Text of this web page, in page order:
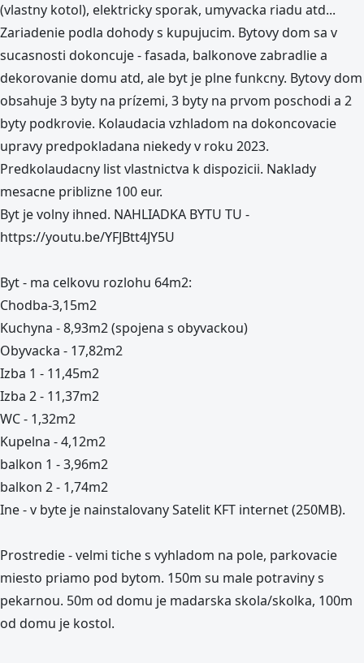
(vlastny kotol), elektricky sporak, umyvacka riadu atd...
Zariadenie podla dohody s kupujucim. Bytovy dom sa v
sucasnosti dokoncuje - fasada, balkonove zabradlie a
dekorovanie domu atd, ale byt je plne funkcny. Bytovy dom
obsahuje 3 byty na prízemi, 3 byty na prvom poschodi a 2
byty podkrovie. Kolaudacia vzhladom na dokoncovacie
upravy predpokladana niekedy v roku 2023.
Predkolaudacny list vlastnictva k dispozicii. Naklady
mesacne priblizne 100 eur.
Byt je volny ihned. NAHLIADKA BYTU TU -
https://youtu.be/YFJBtt4JY5U
Byt - ma celkovu rozlohu 64m2:
Chodba-3,15m2
Kuchyna - 8,93m2 (spojena s obyvackou)
Obyvacka - 17,82m2
Izba 1 - 11,45m2
Izba 2 - 11,37m2
WC - 1,32m2
Kupelna - 4,12m2
balkon 1 - 3,96m2
balkon 2 - 1,74m2
Ine - v byte je nainstalovany Satelit KFT internet (250MB).
Prostredie - velmi tiche s vyhladom na pole, parkovacie
miesto priamo pod bytom. 150m su male potraviny s
pekarnou. 50m od domu je madarska skola/skolka, 100m
od domu je kostol.